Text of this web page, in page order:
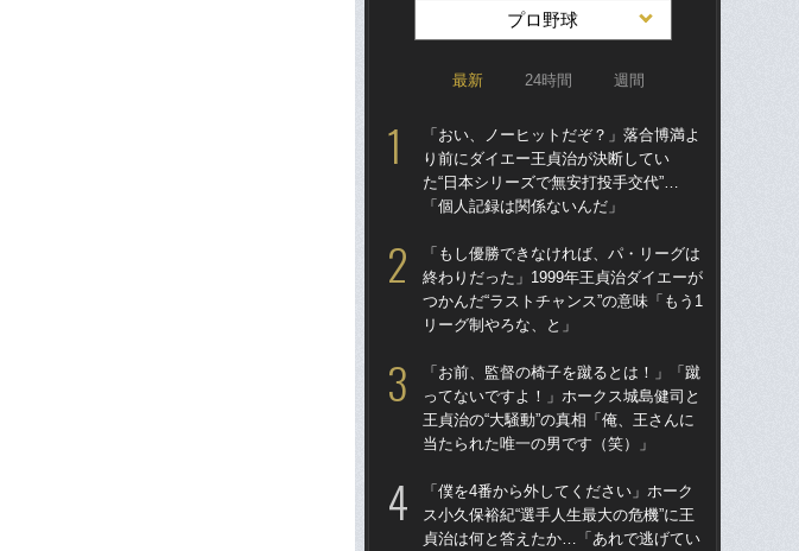
プロ野球
最新 24時間 週間
「おい、ノーヒットだぞ？」落合博満よ
り前にダイエー王貞治が決断してい
た“日本シリーズで無安打投手交代”…
「個人記録は関係ないんだ」
「もし優勝できなければ、パ・リーグは
終わりだった」1999年王貞治ダイエーが
つかんだ“ラストチャンス”の意味「もう1
リーグ制やろな、と」
「お前、監督の椅子を蹴るとは！」「蹴
ってないですよ！」ホークス城島健司と
王貞治の“大騒動”の真相「俺、王さんに
当たられた唯一の男です（笑）」
「僕を4番から外してください」ホーク
ス小久保裕紀“選手人生最大の危機”に王
貞治は何と答えたか…「あれで逃げてい